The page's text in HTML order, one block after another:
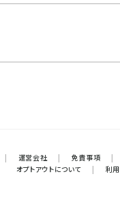
| 運営会社 | 免責事項 |
オプトアウトについて
| 利